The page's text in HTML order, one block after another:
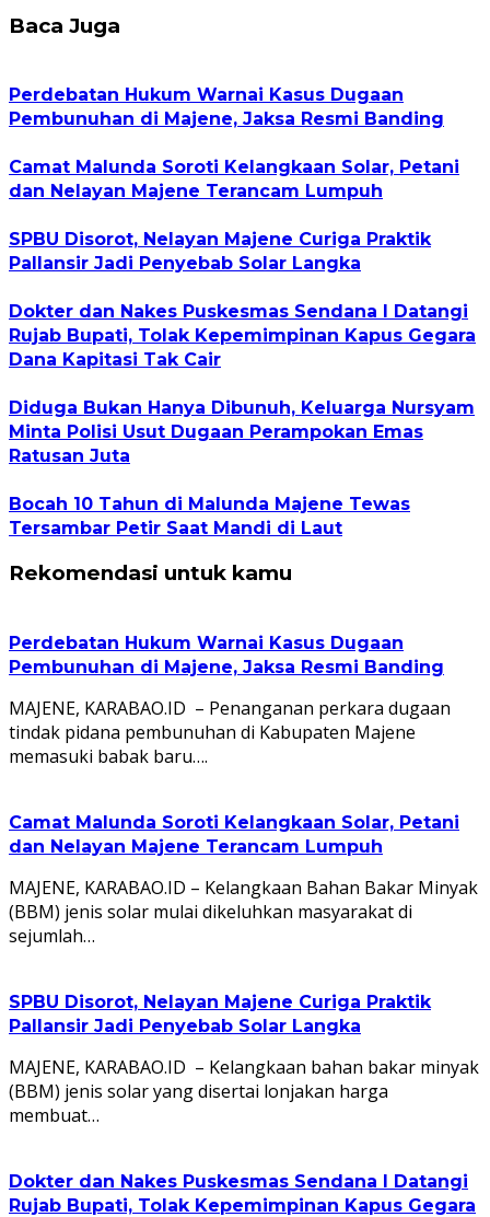
Baca Juga
Perdebatan Hukum Warnai Kasus Dugaan
Pembunuhan di Majene, Jaksa Resmi Banding
Camat Malunda Soroti Kelangkaan Solar, Petani
dan Nelayan Majene Terancam Lumpuh
SPBU Disorot, Nelayan Majene Curiga Praktik
Pallansir Jadi Penyebab Solar Langka
Dokter dan Nakes Puskesmas Sendana I Datangi
Rujab Bupati, Tolak Kepemimpinan Kapus Gegara
Dana Kapitasi Tak Cair
Diduga Bukan Hanya Dibunuh, Keluarga Nursyam
Minta Polisi Usut Dugaan Perampokan Emas
Ratusan Juta
Bocah 10 Tahun di Malunda Majene Tewas
Tersambar Petir Saat Mandi di Laut
Rekomendasi untuk kamu
Perdebatan Hukum Warnai Kasus Dugaan
Pembunuhan di Majene, Jaksa Resmi Banding
MAJENE, KARABAO.ID – Penanganan perkara dugaan
tindak pidana pembunuhan di Kabupaten Majene
memasuki babak baru….
Camat Malunda Soroti Kelangkaan Solar, Petani
dan Nelayan Majene Terancam Lumpuh
MAJENE, KARABAO.ID – Kelangkaan Bahan Bakar Minyak
(BBM) jenis solar mulai dikeluhkan masyarakat di
sejumlah…
SPBU Disorot, Nelayan Majene Curiga Praktik
Pallansir Jadi Penyebab Solar Langka
MAJENE, KARABAO.ID – Kelangkaan bahan bakar minyak
(BBM) jenis solar yang disertai lonjakan harga
membuat…
Dokter dan Nakes Puskesmas Sendana I Datangi
Rujab Bupati, Tolak Kepemimpinan Kapus Gegara